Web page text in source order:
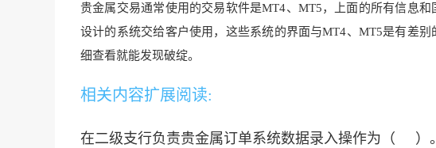
贵金属交易通常使用的交易软件是MT4、MT5，
上面的所有信息
设计的系统交给客户使用，这些系统的界面与MT4、MT5是有差
细查看就能发现破绽。
相关内容扩展阅读:
在二级支行负责贵金属订单系统数据录入操作为（ ）。